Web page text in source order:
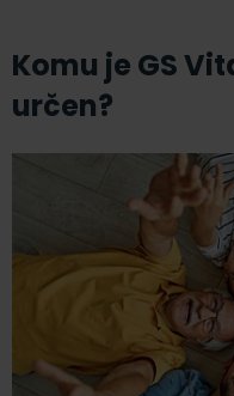
Komu je GS
určen?